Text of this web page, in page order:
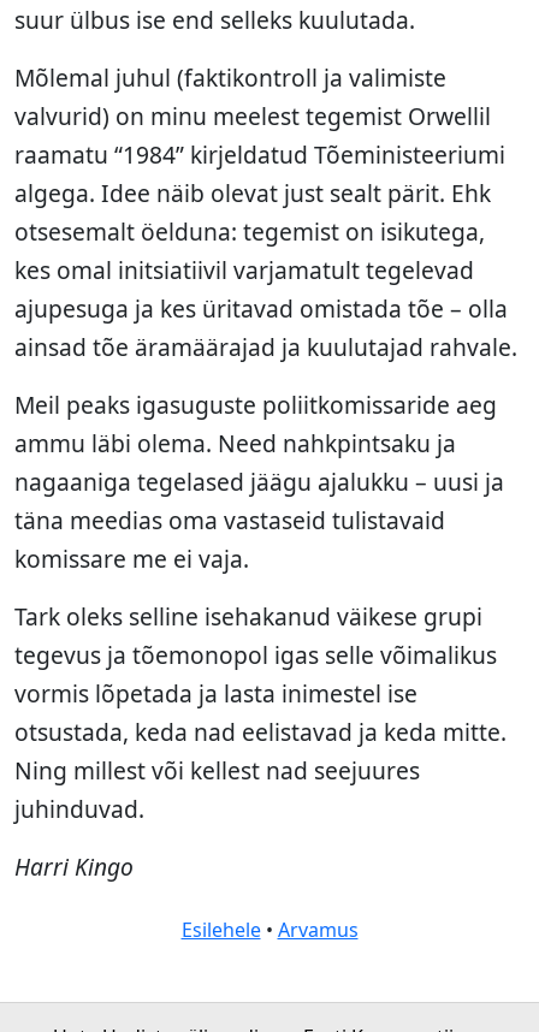
suur ülbus ise end selleks kuulutada.
Mõlemal juhul (faktikontroll ja valimiste
valvurid) on minu meelest tegemist Orwellil
raamatu “1984” kirjeldatud Tõeministeeriumi
algega. Idee näib olevat just sealt pärit. Ehk
otsesemalt öelduna: tegemist on isikutega,
kes omal initsiatiivil varjamatult tegelevad
ajupesuga ja kes üritavad omistada tõe – olla
ainsad tõe äramäärajad ja kuulutajad rahvale.
Meil peaks igasuguste poliitkomissaride aeg
ammu läbi olema. Need nahkpintsaku ja
nagaaniga tegelased jäägu ajalukku – uusi ja
täna meedias oma vastaseid tulistavaid
komissare me ei vaja.
Tark oleks selline isehakanud väikese grupi
tegevus ja tõemonopol igas selle võimalikus
vormis lõpetada ja lasta inimestel ise
otsustada, keda nad eelistavad ja keda mitte.
Ning millest või kellest nad seejuures
juhinduvad.
Harri Kingo
Esilehele• Arvamus